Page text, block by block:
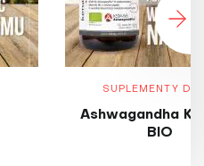
SUPLEMENTY
Ashwagandha
BIO